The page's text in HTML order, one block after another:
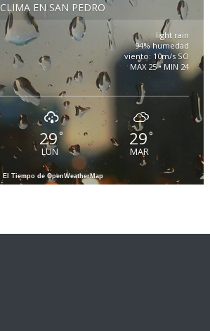
CLIMA EN SAN PEDRO
light rain
94% humedad
viento: 10m/s SO
MAX 25 • MIN 24
29 °
LUN
29°
MAR
El Tiempo de OpenWeatherMap